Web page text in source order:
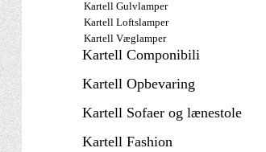
Kartell Gulvlamper
Kartell Loftslamper
Kartell Væglamper
Kartell Componibili
Kartell Opbevaring
Kartell Sofaer og lænestole
Kartell Fashion